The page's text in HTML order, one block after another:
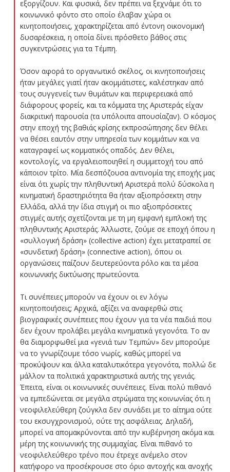
εξοργίζουν. Και φυσικά, δεν πρέπει να ξεχνάμε ότι το
κοινωνικό φόντο στο οποίο έλαβαν χώρα οι
κινητοποιήσεις, χαρακτηρίζεται από έντονη οικονομική
δυσαρέσκεια, η οποία δίνει πρόσθετο βάθος στις
συγκεντρώσεις για τα Τέμπη.
Όσον αφορά το οργανωτικό σκέλος, οι κινητοποιήσεις
ήταν μεγάλες γιατί ήταν ακομμάτιστες, καλέστηκαν από
τους συγγενείς των θυμάτων και περιφερειακά από
διάφορους φορείς, και τα κόμματα της Αριστεράς είχαν
διακριτική παρουσία (τα υπόλοιπα απουσίαζαν). Ο κόσμος
στην εποχή της βαθιάς κρίσης εκπροσώπησης δεν θέλει
να θέσει εαυτόν στην υπηρεσία των κομμάτων και να
καταγραφεί ως κομματικός οπαδός. Δεν θέλει,
κοντολογίς, να εργαλειοποιηθεί η συμμετοχή του από
κάποιον τρίτο. Μία δεσπόζουσα αντινομία της εποχής μας
είναι ότι χωρίς την πληθυντική Αριστερά πολύ δύσκολα η
κινηματική δραστηριότητα θα ήταν αξιοπρόσεκτη στην
Ελλάδα, αλλά την ίδια στιγμή οι πιο αξιοπρόσεκτες
στιγμές αυτής σχετίζονται με τη μη εμφανή εμπλοκή της
πληθυντικής Αριστεράς. Άλλωστε, ζούμε σε εποχή όπου η
«συλλογική δράση» (collective action) έχει μετατραπεί σε
«συνδετική δράση» (connective action), όπου οι
οργανώσεις παίζουν δευτερεύοντα ρόλο και τα μέσα
κοινωνικής δικτύωσης πρωτεύοντα.
Τι συνέπειες μπορούν να έχουν οι εν λόγω
κινητοποιήσεις; Αρχικά, αξίζει να αναφερθώ στις
βιογραφικές συνέπειες που έχουν για τα νέα παιδιά που
δεν έχουν προλάβει μεγάλα κινηματικά γεγονότα. Το αν
θα διαμορφωθεί μια «γενιά των Τεμπών» δεν μπορούμε
να το γνωρίζουμε τόσο νωρίς, καθώς μπορεί να
προκύψουν και άλλα καταλυτικότερα γεγονότα, πολλώ δε
μάλλον τα πολιτικά χαρακτηριστικά αυτής της γενιάς.
Έπειτα, είναι οι κοινωνικές συνέπειες. Είναι πολύ πιθανό
να εμπεδώνεται σε μεγάλα στρώματα της κοινωνίας ότι η
νεοφιλελεύθερη ζούγκλα δεν συνάδει με το αίτημα ούτε
του εκσυγχρονισμού, ούτε της ασφάλειας. Δηλαδή,
μπορεί να απομακρύνονται από την κυβέρνηση ακόμα και
μέρη της κοινωνικής της συμμαχίας. Είναι πιθανό το
νεοφιλελεύθερο τρένο που έτρεχε ανέμελο στον
κατήφορο να προσέκρουσε στο όριο αντοχής και ανοχής